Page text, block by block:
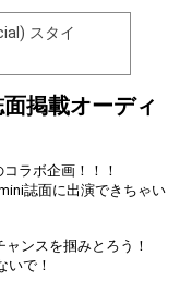
comments. Please
posting comments
performers or
スタイ
掲載オーディ
ラボ企画！！！
誌面に出演できちゃい
ンスを掴みとろう！